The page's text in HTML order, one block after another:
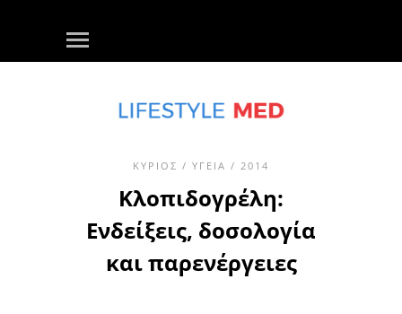
ΚΎΡΙΟΣ / ΥΓΕΊΑ / 2014
Κλοπιδογρέλη:
Ενδείξεις, δοσολογία
και παρενέργειες